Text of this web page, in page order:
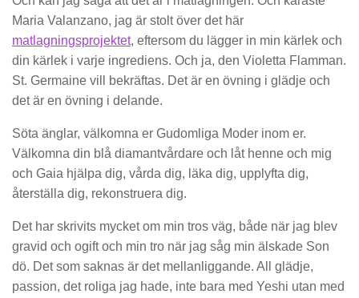
Maria Valanzano, jag är stolt över det här
matlagningsprojektet, eftersom du lägger in min kärlek och
din kärlek i varje ingrediens. Och ja, den Violetta Flamman.
St. Germaine vill bekräftas. Det är en övning i glädje och
det är en övning i delande.
Söta änglar, välkomna er Gudomliga Moder inom er.
Välkomna din blå diamantvårdare och låt henne och mig
och Gaia hjälpa dig, vårda dig, läka dig, upplyfta dig,
återställa dig, rekonstruera dig.
Det har skrivits mycket om min tros väg, både när jag blev
gravid och ogift och min tro när jag såg min älskade Son
dö. Det som saknas är det mellanliggande. All glädje,
passion, det roliga jag hade, inte bara med Yeshi utan med